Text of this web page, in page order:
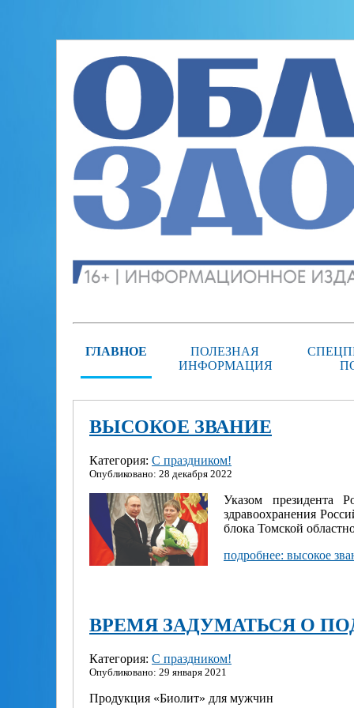
ГЛАВНОЕ
ПОЛЕЗНАЯ
ИНФОРМАЦИЯ
ВЫСОКОЕ ЗВАНИЕ
Категория: С праздником!
Опубликовано: 28 декабря 2022
Указом президента
здравоохранения
блока Томской
подробнее: высокое
ВРЕМЯ ЗАДУМАТЬСЯ О
Категория: С праздником!
Опубликовано: 29 января 2021
Продукция «Биолит» для мужчин